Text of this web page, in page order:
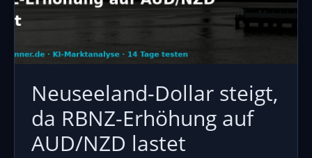
Neuseeland-Dollar steigt,
da RBNZ-Erhöhung auf
AUD/NZD lastet